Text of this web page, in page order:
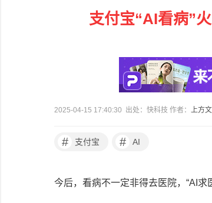
支付宝“AI看病”
2025-04-15 17:40:30 出处：快科技 作者： 上方
# 支付宝 # AI
今后，看病不一定非得去医院，“AI求